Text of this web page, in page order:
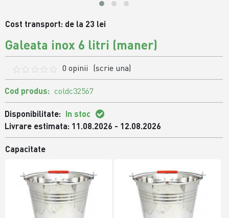
Cost transport: de la 23 lei
Galeata inox 6 litri (maner)
0 opinii (scrie una)
Cod produs: coldc32567
Disponibilitate: In stoc
Livrare estimata: 11.08.2026 - 12.08.2026
Capacitate